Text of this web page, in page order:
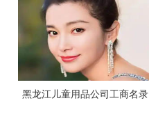
黑龙江儿童用品公司工商名录